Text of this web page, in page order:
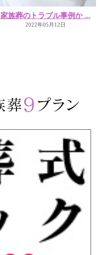
家族葬のトラブル事例か ...
2022年05月12日